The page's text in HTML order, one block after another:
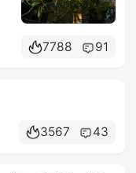
7788 91
3567 43